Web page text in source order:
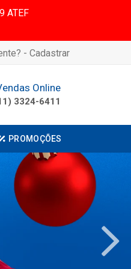
ATEF
- Cadastrar
Online
3324-6411
PROMOÇÕES